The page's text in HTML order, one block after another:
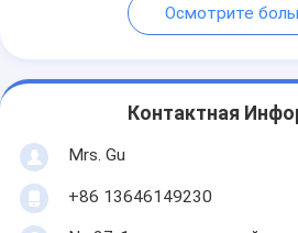
Осмотрите
Контактная
Mrs. Gu
+86 13646149230